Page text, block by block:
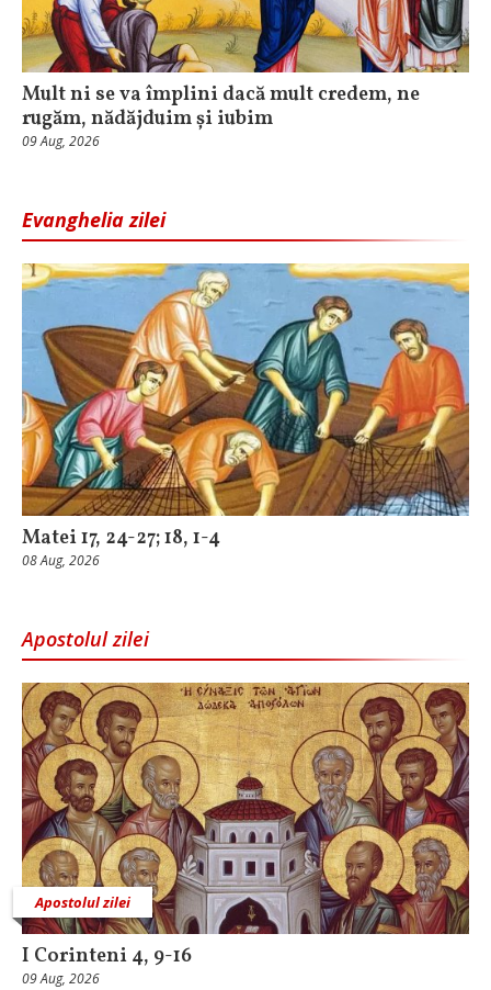
Mult ni se va împlini dacă mult credem, ne
rugăm, nădăjduim și iubim
09 Aug, 2026
Evanghelia zilei
Matei 17, 24-27; 18, 1-4
08 Aug, 2026
Apostolul zilei
Apostolul zilei
I Corinteni 4, 9-16
09 Aug, 2026